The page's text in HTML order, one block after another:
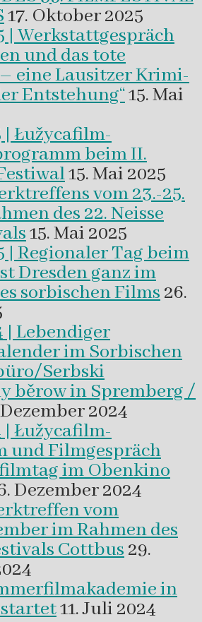
17. Oktober 2025
| Werkstattgespräch
und das tote
eine Lausitzer Krimi-
Entstehung“15. Mai
| Łužycafilm-
beim II.
15. Mai 2025
vom 23.-25.
des 22. Neisse
15. Mai 2025
| Regionaler Tag beim
Dresden ganz im
sorbischen Films26.
| Lebendiger
im Sorbischen
Serbski
běrow in Spremberg /
2024
| Łužycafilm-
und Filmgespräch
im Obenkino
Dezember 2024
vom
im Rahmen des
Cottbus29.
in
11. Juli 2024